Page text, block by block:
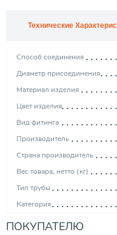
Технические
Способ соединения
Диаметр присоединения
Материал изделия
Цвет изделия
Вид фитинга
Производитель
Страна производитель
Вес товара, нетто (кг)
Тип трубы
Категория
ПОКУПАТЕЛЮ